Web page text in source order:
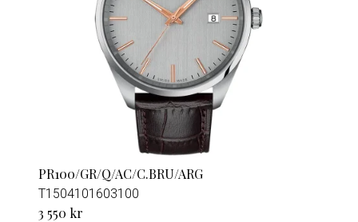
PR100/GR/Q/AC/C.BRU/ARG
T1504101603100
3 550 kr